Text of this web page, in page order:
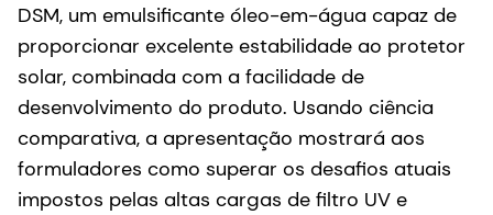
DSM, um emulsificante óleo-em-água capaz de
proporcionar excelente estabilidade ao protetor
solar, combinada com a facilidade de
desenvolvimento do produto. Usando ciência
comparativa, a apresentação mostrará aos
formuladores como superar os desafios atuais
impostos pelas altas cargas de filtro UV e